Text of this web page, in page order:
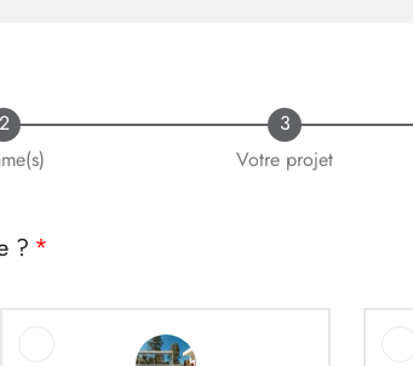
2
3
Votre projet
?